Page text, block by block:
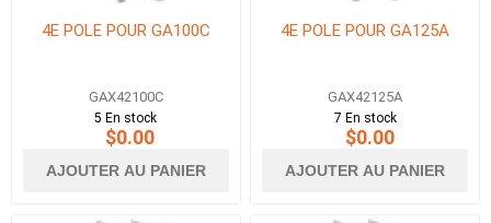
4E POLE POUR GA100C
GAX42100C
5 En stock
$0.00
AJOUTER AU PANIER
4E POLE POUR GA125A
GAX42125A
7 En stock
$0.00
AJOUTER AU PANIER